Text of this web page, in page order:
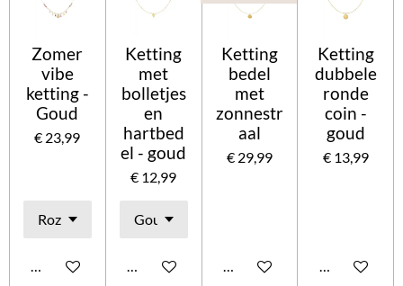
Zomer
vibe
ketting -
Goud
€ 23,99
In winkelwagen
Ketting
met
bolletjes
en
hartbed
el - goud
€ 12,99
In winkelwagen
Ketting
bedel
met
zonnestr
aal
€ 29,99
Houd mij op de hoogte
Ketting
dubbele
ronde
coin -
goud
€ 13,99
In